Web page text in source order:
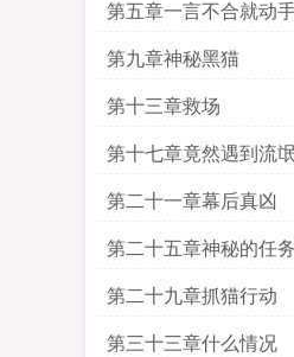
第五章一言不合就动
第九章神秘黑猫
第十三章救场
第十七章竟然遇到流
第二十一章幕后真凶
第二十五章神秘的任
第二十九章抓猫行动
第三十三章什么情况